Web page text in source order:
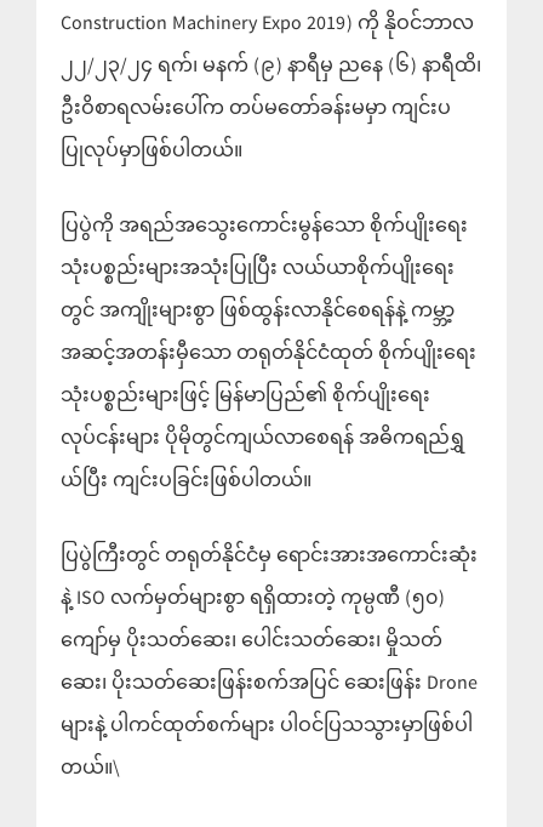
Construction Machinery Expo 2019) ကို နိုဝင်ဘာလ
၂၂/၂၃/၂၄ ရက်၊ မနက် (၉) နာရီမှ ညနေ (၆) နာရီထိ၊
ဦးဝိစာရလမ်းပေါ်က တပ်မတော်ခန်းမမှာ ကျင်းပ
ပြုလုပ်မှာဖြစ်ပါတယ်။
ပြပွဲကို အရည်အသွေးကောင်းမွန်သော စိုက်ပျိုးရေး
သုံးပစ္စည်းများအသုံးပြုပြီး လယ်ယာစိုက်ပျိုးရေး
တွင် အကျိုးများစွာ ဖြစ်ထွန်းလာနိုင်စေရန်နဲ့ ကမ္ဘာ့
အဆင့်အတန်းမှီသော တရုတ်နိုင်ငံထုတ် စိုက်ပျိုးရေး
သုံးပစ္စည်းများဖြင့် မြန်မာပြည်၏ စိုက်ပျိုးရေး
လုပ်ငန်းများ ပိုမိုတွင်ကျယ်လာစေရန် အဓိကရည်ရွှ
ယ်ပြီး ကျင်းပခြင်းဖြစ်ပါတယ်။
ပြပွဲကြီးတွင် တရုတ်နိုင်ငံမှ ရောင်းအားအကောင်းဆုံး
နဲ့ ISO လက်မှတ်များစွာ ရရှိထားတဲ့ ကုမ္ပဏီ (၅၀)
ကျော်မှ ပိုးသတ်ဆေး၊ ပေါင်းသတ်ဆေး၊ မှိုသတ်
ဆေး၊ ပိုးသတ်ဆေးဖြန်းစက်အပြင် ဆေးဖြန်း Drone
များနဲ့ ပါကင်ထုတ်စက်များ ပါဝင်ပြသသွားမှာဖြစ်ပါ
တယ်။\